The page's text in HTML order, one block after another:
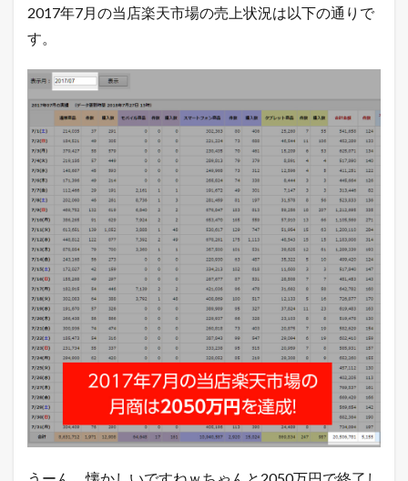
ス
で
も
ス
イ
カ
じ
ゃ
な
い
オ
モ
シ
ロ
ス
イ
ー
ツ
2.3
っ
て
2017年7月の当店楽天市場の売上状況は以下の通りで
す。